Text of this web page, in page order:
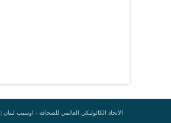
الاتحاد الكاثوليكي العالمي للصحافة - اوسيب لبنان |